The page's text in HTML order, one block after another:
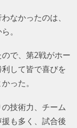
なかったのは、
。
で、第2戦がホー
して皆で喜びを
った。
技術力、チーム
も多く、試合後